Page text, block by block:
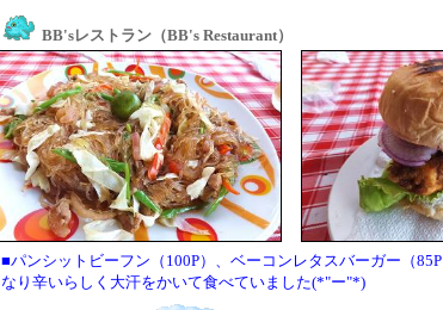
BB'sレストラン（BB's Restaurant）
■パンシットビーフン（100P）、ベーコンレタスバーガー（
なり辛いらしく大汗をかいて食べていました(*"ー"*)